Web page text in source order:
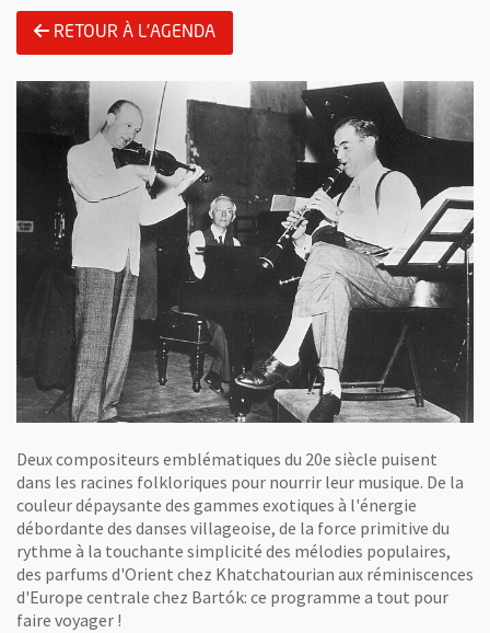
RETOUR À L'AGENDA
Deux compositeurs emblématiques du 20e siècle puisent
dans les racines folkloriques pour nourrir leur musique. De la
couleur dépaysante des gammes exotiques à l'énergie
débordante des danses villageoise, de la force primitive du
rythme à la touchante simplicité des mélodies populaires,
des parfums d'Orient chez Khatchatourian aux réminiscences
d'Europe centrale chez Bartók: ce programme a tout pour
faire voyager !